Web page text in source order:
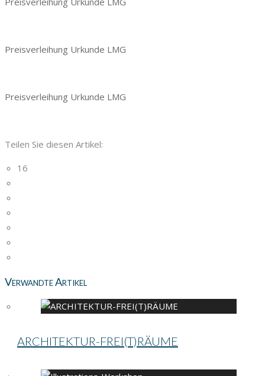
Preisverleihung Urkunde LMG
Preisverleihung Urkunde LMG
Teilen Sie diesen Artikel:
16
Verwandte Artikel
ARCHITEKTUR-FREI(T)RÄUME